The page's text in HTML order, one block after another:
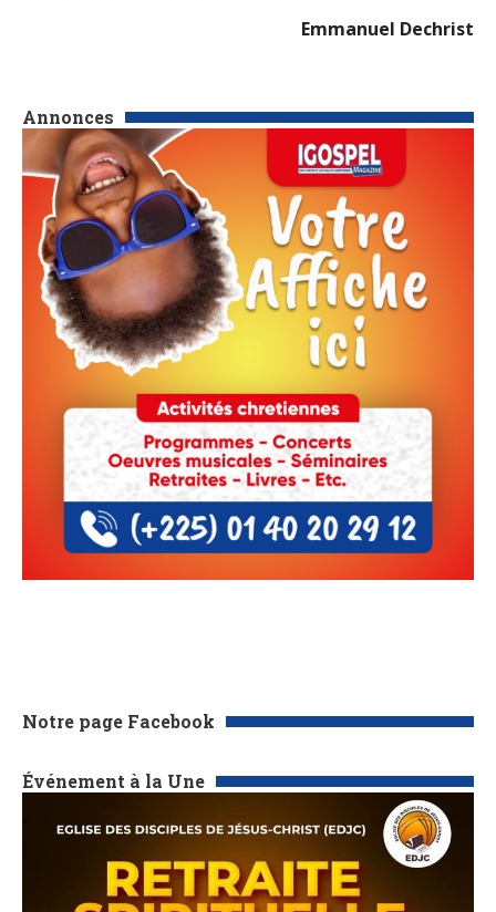
Annonces
Notre page Facebook
Événement à la Une
Emmanuel Dechrist